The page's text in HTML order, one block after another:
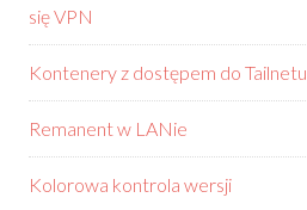
się VPN
Kontenery z dostępem do Tailnetu
Remanent w LANie
Kolorowa kontrola wersji